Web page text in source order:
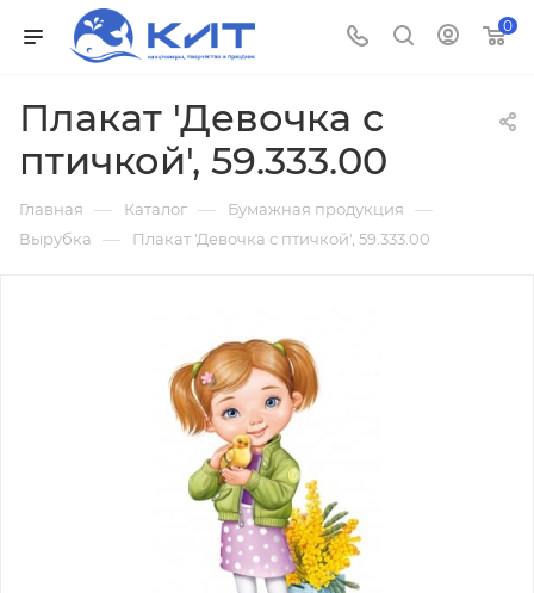
0
Плакат 'Девочка с
птичкой', 59.333.00
Главная — Каталог — Бумажная продукция —
Вырубка — Плакат 'Девочка с птичкой', 59.333.00